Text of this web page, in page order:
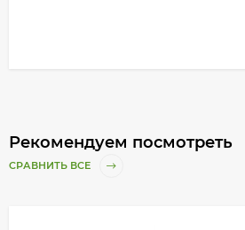
Рекомендуем посмотреть
СРАВНИТЬ ВСЕ